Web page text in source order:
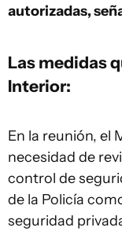
autorizadas,
Las medidas
Interior:
En la reunión, el
necesidad de
control de
de la Policía
seguridad